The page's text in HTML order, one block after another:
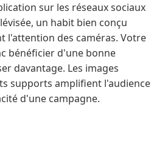
sur les réseaux sociaux
un habit bien conçu
l'attention des caméras. Votre
bénéficier d'une bonne
davantage. Les images
supports amplifient l'audience
d'une campagne.